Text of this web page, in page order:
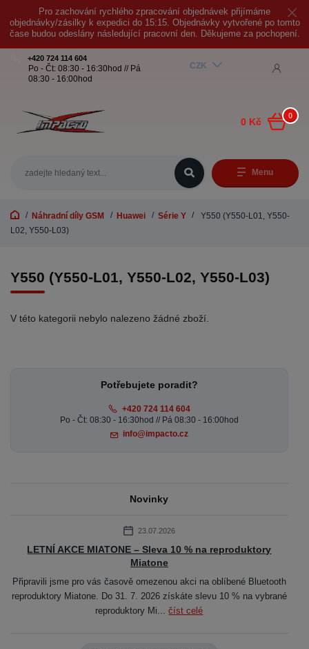
Pro zachování rychlého zpracování objednávek přijímáme
objednávky/zásilky k expedici do 15:15. Objednávky vytvořené po tomto
čase budou odeslány následující pracovní den. Děkujeme za pochopení.
Menu
CZK
+420 724 114 604
Po - Čt: 08:30 - 16:30hod // Pá
08:30 - 16:00hod
0
0 Kč
Náhradní díly GSM Huawei Série Y
Y550 (Y550-L01, Y550-
L02, Y550-L03)
Y550 (Y550-L01, Y550-L02, Y550-L03)
V této kategorii nebylo nalezeno žádné zboží.
Potřebujete poradit?
+420 724 114 604
Po - Čt: 08:30 - 16:30hod // Pá 08:30 - 16:00hod
info@impacto.cz
Novinky
23.07.2026
LETNÍ AKCE MIATONE – Sleva 10 % na reproduktory
Miatone
Připravili jsme pro vás časově omezenou akci na oblíbené Bluetooth
reproduktory Miatone. Do 31. 7. 2026 získáte slevu 10 % na vybrané
reproduktory Mi...číst celé